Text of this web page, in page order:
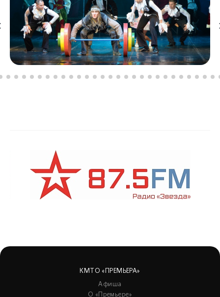
КМТО «ПРЕМЬЕРА»
Афиша
О «Премьере»